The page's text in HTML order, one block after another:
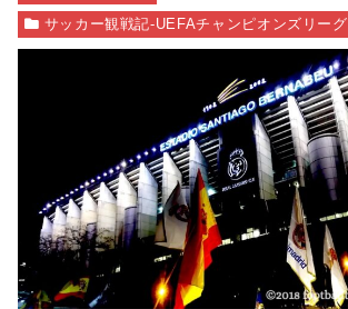
サッカー観戦記-UEFAチャンピオンズリーグ